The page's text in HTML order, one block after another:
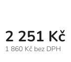
2 251 Kč
1 860 Kč bez DPH